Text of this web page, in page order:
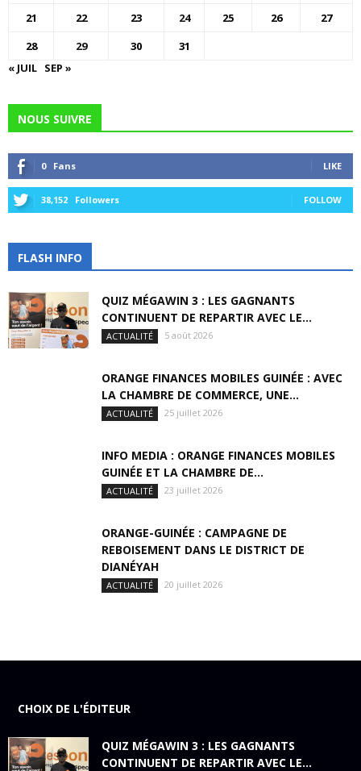
21
22 23 24 25 26
27
28
29 30
31
« JUIL SEP »
NOUS SUIVRE
0 Fans LIKE
38,152 Followers FOLLOW
FLASH INFO
QUIZ MÉGAWIN 3 : LES GAGNANTS
CONTINUENT DE REPARTIR AVEC LE...
ACTUALITÉ 5 août 2026
ORANGE FINANCES MOBILES GUINÉE : AVEC
LA CHAMBRE DE COMMERCE, UNE...
ACTUALITÉ 25 juillet 2026
INFO MEDIA : ORANGE FINANCES MOBILES
GUINÉE ET LA CHAMBRE DE...
ACTUALITÉ 23 juillet 2026
ORANGE-GUINÉE : CAMPAGNE DE
REBOISEMENT DANS LE DISTRICT DE
DIANÉYAH
ACTUALITÉ 20 juillet 2026
CHOIX DE L'ÉDITEUR
QUIZ MÉGAWIN 3 : LES GAGNANTS
CONTINUENT DE REPARTIR AVEC LE...